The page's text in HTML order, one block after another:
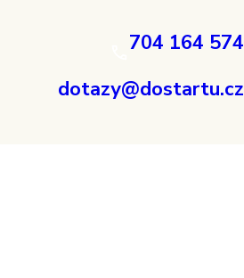
704 164 574
dotazy@dostartu.cz